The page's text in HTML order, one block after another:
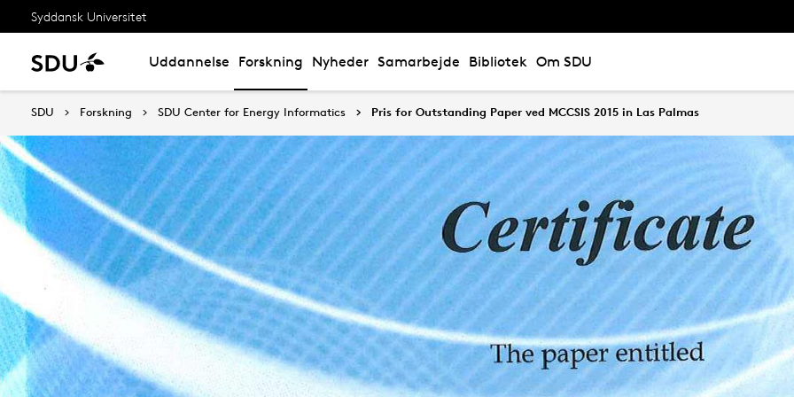
Syddansk Universitet
Uddannelse Forskning Nyheder Samarbejde Bibliotek Om SDU
SDU Forskning SDU Center for Energy Informatics Pris for Outstanding Paper ved MCCSIS 2015 in Las Palmas